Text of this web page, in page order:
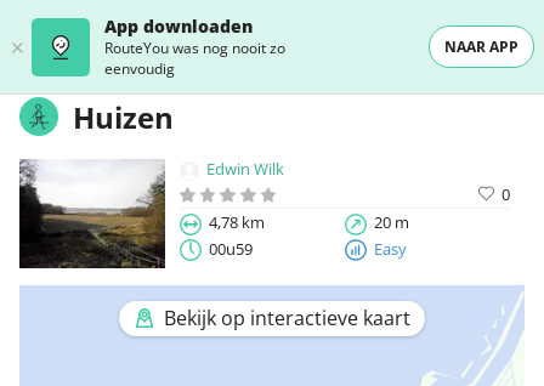
App downloaden
RouteYou was nog nooit zo
eenvoudig
NAAR APP
Huizen
Edwin Wilk
0
4,78 km
20 m
00u59
Easy
Bekijk op interactieve kaart